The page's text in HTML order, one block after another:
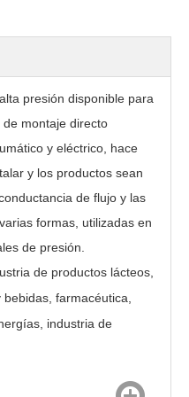
presión disponible para
montaje directo
y eléctrico, hace
y los productos sean
de flujo y las
formas, utilizadas en
de presión.
de productos lácteos,
farmacéutica,
industria de